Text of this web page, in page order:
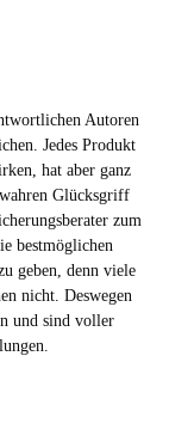
Autoren
Jedes Produkt
hat aber ganz
Glücksgriff
zum
bestmöglichen
geben, denn viele
nicht. Deswegen
und sind voller